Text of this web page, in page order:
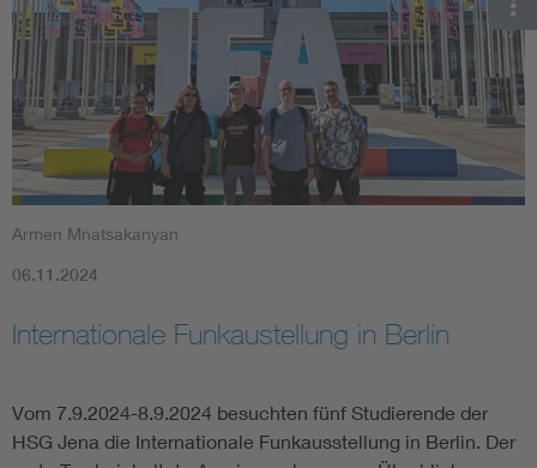
AI & Digital Trust
Health
Mobility
Electromobility
Armen Mnatsakanyan
06.11.2024
Internationale Funkaustellung in Berlin
Vom 7.9.2024-8.9.2024 besuchten fünf Studierende der
HSG Jena die Internationale Funkausstellung in Berlin. Der